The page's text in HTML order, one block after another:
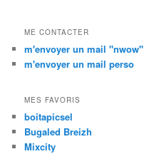
ME CONTACTER
m'envoyer un mail "nwow"
m'envoyer un mail perso
MES FAVORIS
boitapicsel
Bugaled Breizh
Mixcity